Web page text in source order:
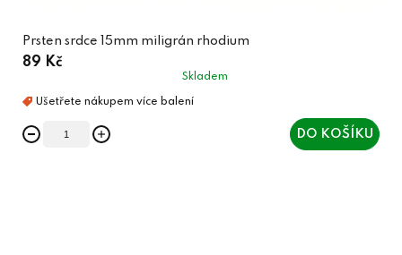
Prsten srdce 15mm miligrán rhodium
89 Kč
Skladem
DO KOŠÍKU